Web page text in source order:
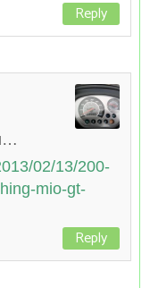
Reply
02/13/200-
mio-gt-
Reply